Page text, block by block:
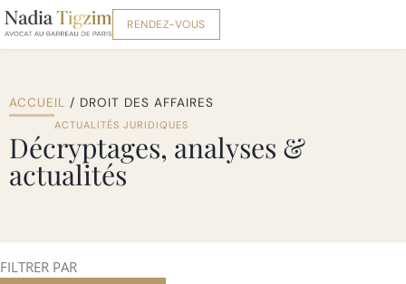
RENDEZ-VOUS
ACCUEIL / DROIT DES AFFAIRES
ACTUALITÉS JURIDIQUES
Décryptages, analyses &
actualités
FILTRER PAR